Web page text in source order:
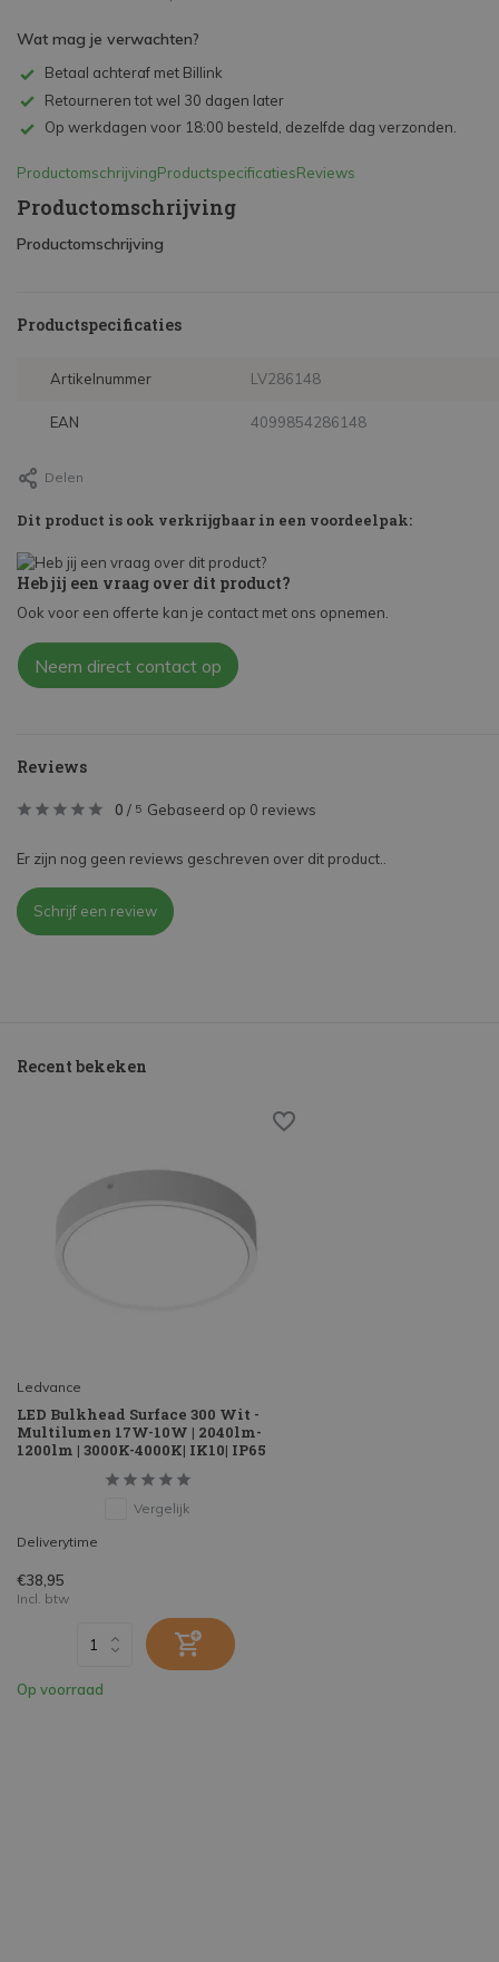
Wat mag je verwachten?
Betaal achteraf met Billink
Retourneren tot wel 30 dagen later
Op werkdagen voor 18:00 besteld, dezelfde dag verzonden.
ProductomschrijvingProductspecificatiesReviews
Productomschrijving
Productomschrijving
Productspecificaties
Artikelnummer LV286148
EAN 4099854286148
Delen
Dit product is ook verkrijgbaar in een voordeelpak:
Heb jij een vraag over dit product?
Ook voor een offerte kan je contact met ons opnemen.
Neem direct contact op
Reviews
0 / 5 Gebaseerd op 0 reviews
Er zijn nog geen reviews geschreven over dit product..
Schrijf een review
Recent bekeken
Ledvance
LED Bulkhead Surface 300 Wit -
Multilumen 17W-10W | 2040lm-
1200lm | 3000K-4000K| IK10| IP65
Vergelijk
Deliverytime
€38,95
Incl. btw
Op voorraad